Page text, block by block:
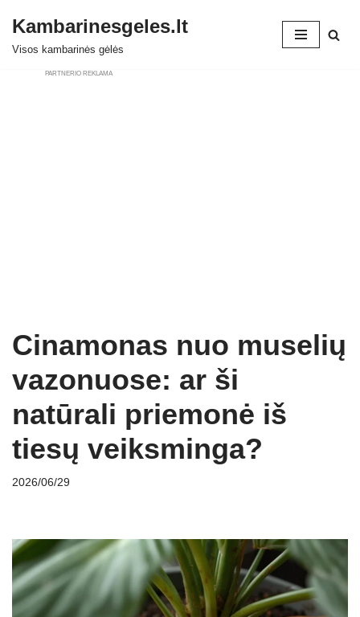
Skip
Kambarinesgeles.lt
Visos kambarinės gėlės
PARTNERIO REKLAMA
Cinamonas nuo muselių
vazonuose: ar ši
natūrali priemonė iš
tiesų veiksminga?
2026/06/29